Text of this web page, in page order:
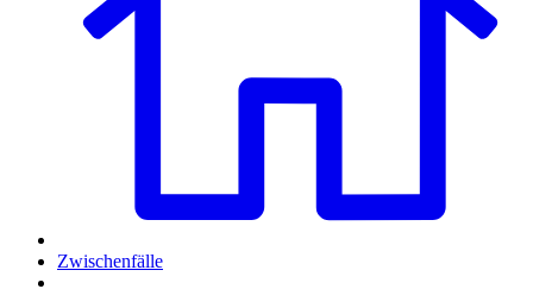
Zwischenfälle